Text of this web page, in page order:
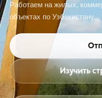
Работаем на жилых,
объектах по Узбекистану.
Изучить